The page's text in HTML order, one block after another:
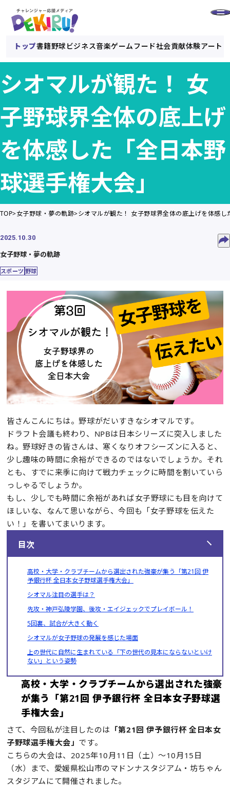
トップ書籍野球 ビジネス音楽ゲーム フード社会貢献体験アート
シオマルが観た！ 女
子野球界全体の底上げ
を体感した「全日本野
球選手権大会」
TOP 女子野球・夢の軌跡 シオマルが観た！ 女子野球界全体の底上げを体感
2025.10.30
女子野球・夢の軌跡
スポーツ 野球
皆さんこんにちは。野球がだいすきなシオマルです。
ドラフト会議も終わり、NPBは日本シリーズに突入しました
ね。野球好きの皆さんは、寒くなりオフシーズンに入ると、
少し趣味の時間に余裕ができるのではないでしょうか。それ
とも、すでに来季に向けて戦力チェックに時間を割いていら
っしゃるでしょうか。
もし、少しでも時間に余裕があれば女子野球にも目を向けて
ほしいな、なんて思いながら、今回も「女子野球を伝えた
い！」を書いてまいります。
目次
高校・大学・クラブチームから選出された強豪が集う「第21回 伊
予銀行杯 全日本女子野球選手権大会」
シオマル注目の選手は？
先攻・神戸弘陵学園、後攻・エイジェックでプレイボール！
5回裏、試合が大きく動く
シオマルが女子野球の発展を感じた場面
上の世代に自然に生まれている「下の世代の見本にならないといけ
ない」という姿勢
高校・大学・クラブチームから選出された強豪
が集う「第21回 伊予銀行杯 全日本女子野球選
手権大会」
さて、今回私が注目したのは 「第21回 伊予銀行杯 全日本女
子野球選手権大会」 です。
こちらの大会は、2025年10月11日（土）～10月15日
（水）まで、愛媛県松山市のマドンナスタジアム・坊ちゃん
スタジアムにて開催されました。